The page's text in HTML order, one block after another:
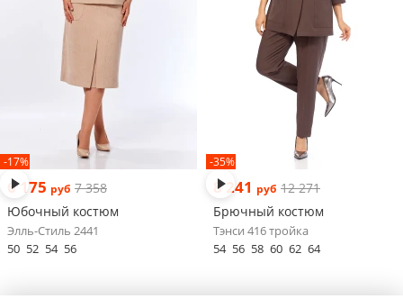
-17%
6 175 руб 7 358
Юбочный костюм
Элль-Стиль 2441
50 52 54 56
-35%
8 241 руб 12 271
Брючный костюм
Тэнси 416 тройка
54 56 58 60 62 64